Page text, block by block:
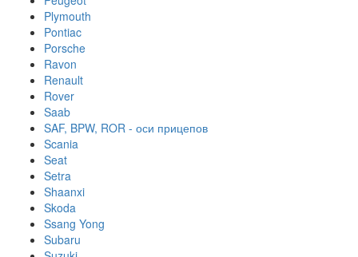
Plymouth
Pontiac
Porsche
Ravon
Renault
Rover
Saab
SAF, BPW, ROR - оси прицепов
Scania
Seat
Setra
Shaanxi
Skoda
Ssang Yong
Subaru